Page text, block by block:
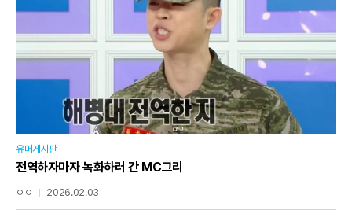
유머게시판
전역하자마자 녹화하러 간 MC그리
ㅇㅇ 2026.02.03